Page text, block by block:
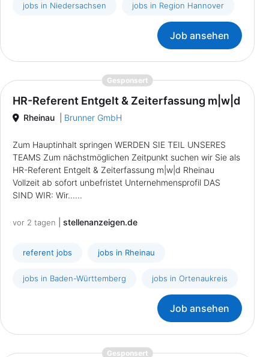
jobs in Niedersachsen jobs in Region Hannover
Job ansehen
Gesponsert{prompt.job}
HR-Referent Entgelt & Zeiterfassung m|w|d
Rheinau Brunner GmbH
Zum Hauptinhalt springen WERDEN SIE TEIL UNSERES
TEAMS Zum nächstmöglichen Zeitpunkt suchen wir Sie als
HR-Referent Entgelt & Zeiterfassung m|w|d Rheinau
Vollzeit ab sofort unbefristet Unternehmensprofil DAS
SIND WIR: Wir......
vor 2 tagen stellenanzeigen.de
referent jobs jobs in Rheinau
jobs in Baden-Württemberg jobs in Ortenaukreis
Job ansehen
Gesponsert{prompt.job}